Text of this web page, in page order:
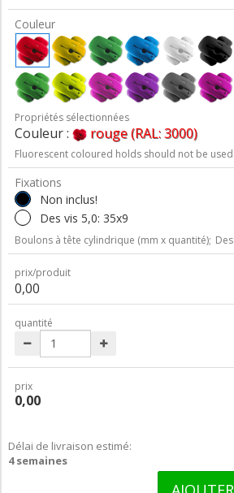
Couleur
Propriétés sélectionnées
Couleur : rouge (RAL: 3000)
Fluorescent coloured holds should not be
Fixations
Non inclus!
Des vis 5,0: 35x9
Boulons à tête cylindrique (mm x quantité);
prix/produit
0,00
quantité
prix
0,00
Délai de livraison estimé:
4 semaines